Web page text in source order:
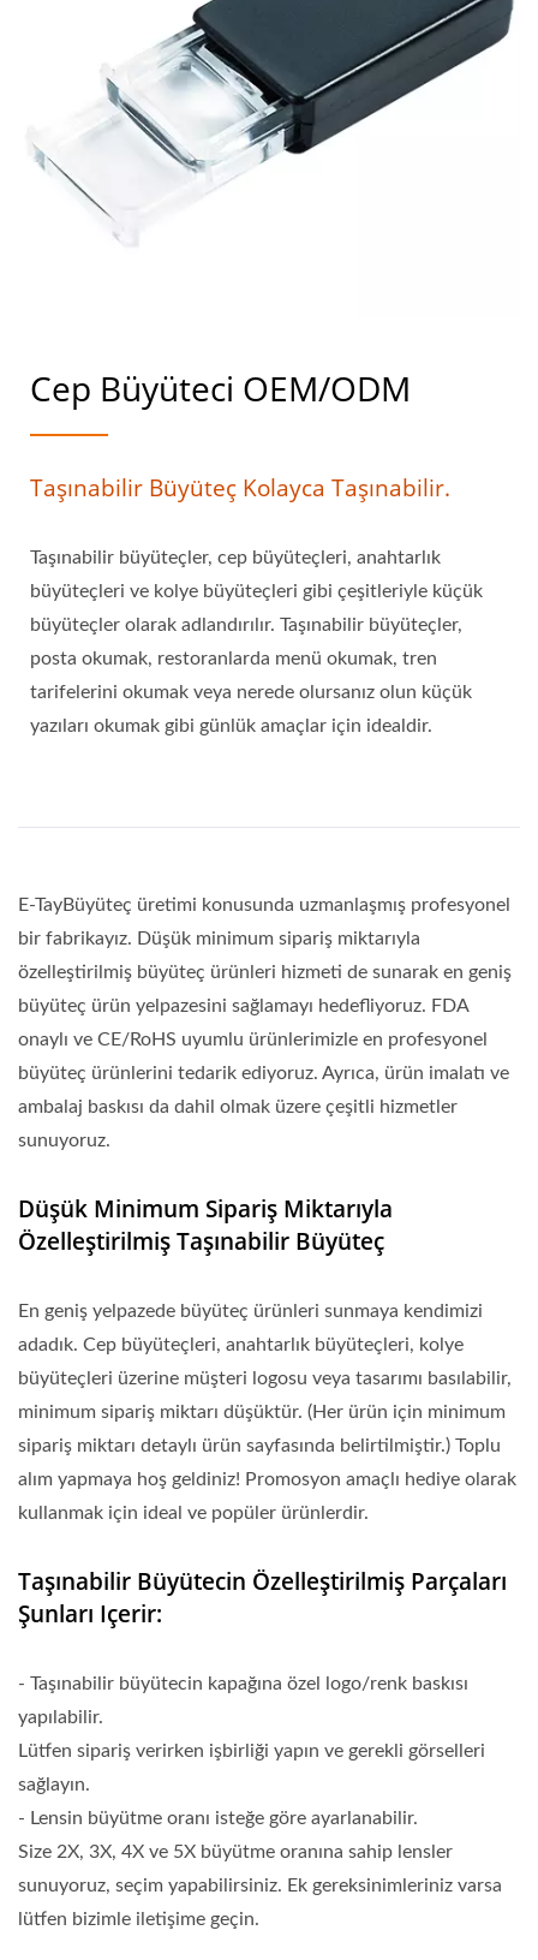
Cep Büyüteci OEM/ODM
Taşınabilir Büyüteç Kolayca Taşınabilir.
Taşınabilir büyüteçler, cep büyüteçleri, anahtarlık
büyüteçleri ve kolye büyüteçleri gibi çeşitleriyle küçük
büyüteçler olarak adlandırılır. Taşınabilir büyüteçler,
posta okumak, restoranlarda menü okumak, tren
tarifelerini okumak veya nerede olursanız olun küçük
yazıları okumak gibi günlük amaçlar için idealdir.
E-TayBüyüteç üretimi konusunda uzmanlaşmış profesyonel
bir fabrikayız. Düşük minimum sipariş miktarıyla
özelleştirilmiş büyüteç ürünleri hizmeti de sunarak en geniş
büyüteç ürün yelpazesini sağlamayı hedefliyoruz. FDA
onaylı ve CE/RoHS uyumlu ürünlerimizle en profesyonel
büyüteç ürünlerini tedarik ediyoruz. Ayrıca, ürün imalatı ve
ambalaj baskısı da dahil olmak üzere çeşitli hizmetler
sunuyoruz.
Düşük Minimum Sipariş Miktarıyla
Özelleştirilmiş Taşınabilir Büyüteç
En geniş yelpazede büyüteç ürünleri sunmaya kendimizi
adadık. Cep büyüteçleri, anahtarlık büyüteçleri, kolye
büyüteçleri üzerine müşteri logosu veya tasarımı basılabilir,
minimum sipariş miktarı düşüktür. (Her ürün için minimum
sipariş miktarı detaylı ürün sayfasında belirtilmiştir.) Toplu
alım yapmaya hoş geldiniz! Promosyon amaçlı hediye olarak
kullanmak için ideal ve popüler ürünlerdir.
Taşınabilir Büyütecin Özelleştirilmiş Parçaları
Şunları Içerir:
- Taşınabilir büyütecin kapağına özel logo/renk baskısı
yapılabilir.
Lütfen sipariş verirken işbirliği yapın ve gerekli görselleri
sağlayın.
- Lensin büyütme oranı isteğe göre ayarlanabilir.
Size 2X, 3X, 4X ve 5X büyütme oranına sahip lensler
sunuyoruz, seçim yapabilirsiniz. Ek gereksinimleriniz varsa
lütfen bizimle iletişime geçin.